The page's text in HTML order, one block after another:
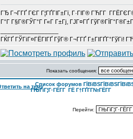
ГЂ Г¬Г­ГҐ ГЄГ Г¦ГҐГІГ±Гї, Г·ГІГ® ГЋГ­Г
Г°Г Г§Г®ГЎГ°Г Г«Г Г±Гј, ГЈГ¤ГҐ
ГЌГҐ ГЎГіГ¤ГЁГІГҐ ГўГ® Г¬Г­ГҐ Г±ГІГҐГ°ГўГі!
Показать сообщения:
Список форумов
ГЊГіГ¦Г·ГЁГ­Г ГЁ Г†ГҐГ­Г№ГЁГ­Г
Перейти: